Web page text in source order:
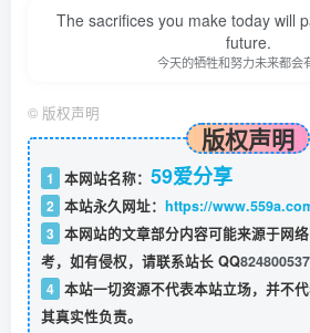
The sacrifices you make today will
future.
今天的牺牲和努力未来都会
© 版权声明
版权声明
1 本网站名称： 59爱分享
2 本站永久网址： https://
3 本网站的文章部分内容可能来源于网
考，如有侵权，请联系站长 QQ824800537
4 本站一切资源不代表本站立场，并不
其真实性负责。